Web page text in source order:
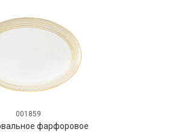
001859
фарфоровое